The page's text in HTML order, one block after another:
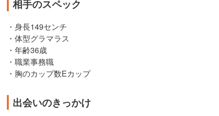
相手のスペック
・ 身長149センチ
・体型グラマラス
・年齢36歳
・職業事務職
・胸のカップ数Eカップ
出会いのきっかけ